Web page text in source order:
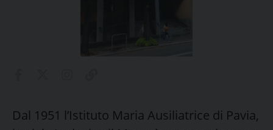
Dal 1951 l’Istituto Maria Ausiliatrice di Pavia,